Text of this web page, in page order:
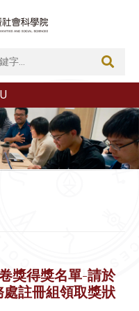
獎得獎名單-請於
註冊組領取獎狀